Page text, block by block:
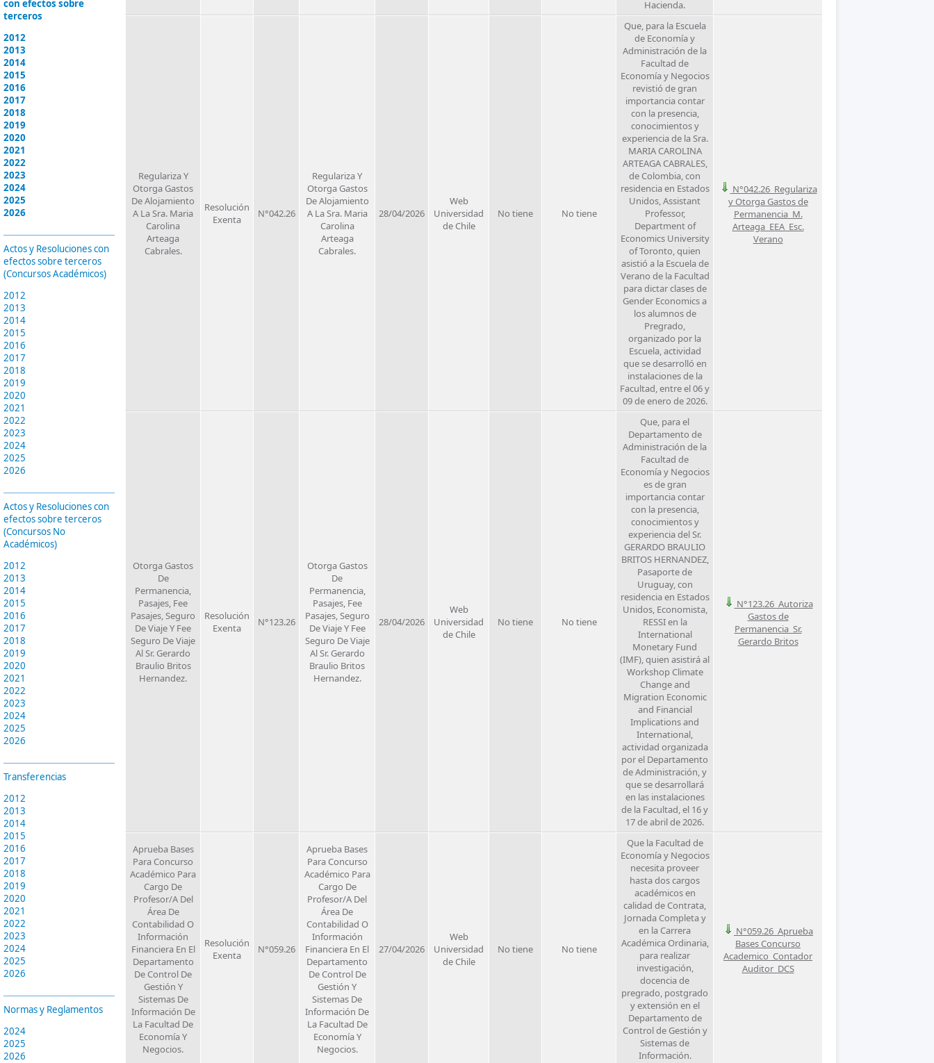
con efectos sobre
terceros
2012
2013
2014
2015
2016
2017
2018
2019
2020
2021
2022
2023
2024
2025
2026
Actos y Resoluciones con
efectos sobre terceros
(Concursos Académicos)
2012
2013
2014
2015
2016
2017
2018
2019
2020
2021
2022
2023
2024
2025
2026
Actos y Resoluciones con
efectos sobre terceros
(Concursos No
Académicos)
2012
2013
2014
2015
2016
2017
2018
2019
2020
2021
2022
2023
2024
2025
2026
Transferencias
2012
2013
2014
2015
2016
2017
2018
2019
2020
2021
2022
2023
2024
2025
2026
Normas y Reglamentos
2024
2025
2026
Hacienda.
Regulariza Y
Otorga Gastos
De Alojamiento
A La Sra. Maria
Carolina
Arteaga
Cabrales.
Resolución
Exenta
N°042.26
Regulariza Y
Otorga Gastos
De Alojamiento
A La Sra. Maria
Carolina
Arteaga
Cabrales.
28/04/2026
Web
Universidad
de Chile
No tiene No tiene
Que, para la Escuela
de Economía y
Administración de la
Facultad de
Economía y Negocios
revistió de gran
importancia contar
con la presencia,
conocimientos y
experiencia de la Sra.
MARIA CAROLINA
ARTEAGA CABRALES,
de Colombia, con
residencia en Estados
Unidos, Assistant
Professor,
Department of
Economics University
of Toronto, quien
asistió a la Escuela de
Verano de la Facultad
para dictar clases de
Gender Economics a
los alumnos de
Pregrado,
organizado por la
Escuela, actividad
que se desarrolló en
instalaciones de la
Facultad, entre el 06 y
09 de enero de 2026.
N°042.26_Regulariza
y Otorga Gastos de
Permanencia_M.
Arteaga_EEA_Esc.
Verano
Otorga Gastos
De
Permanencia,
Pasajes, Fee
Pasajes, Seguro
De Viaje Y Fee
Seguro De Viaje
Al Sr. Gerardo
Braulio Britos
Hernandez.
Resolución
Exenta
N°123.26
Otorga Gastos
De
Permanencia,
Pasajes, Fee
Pasajes, Seguro
De Viaje Y Fee
Seguro De Viaje
Al Sr. Gerardo
Braulio Britos
Hernandez.
28/04/2026
Web
Universidad
de Chile
No tiene No tiene
Que, para el
Departamento de
Administración de la
Facultad de
Economía y Negocios
es de gran
importancia contar
con la presencia,
conocimientos y
experiencia del Sr.
GERARDO BRAULIO
BRITOS HERNANDEZ,
Pasaporte de
Uruguay, con
residencia en Estados
Unidos, Economista,
RESSI en la
International
Monetary Fund
(IMF), quien asistirá al
Workshop Climate
Change and
Migration Economic
and Financial
Implications and
International,
actividad organizada
por el Departamento
de Administración, y
que se desarrollará
en las instalaciones
de la Facultad, el 16 y
17 de abril de 2026.
N°123.26_Autoriza
Gastos de
Permanencia_Sr.
Gerardo Britos
Aprueba Bases
Para Concurso
Académico Para
Cargo De
Profesor/A Del
Área De
Contabilidad O
Información
Financiera En El
Departamento
De Control De
Gestión Y
Sistemas De
Información De
La Facultad De
Economía Y
Negocios.
Resolución
Exenta
N°059.26
Aprueba Bases
Para Concurso
Académico Para
Cargo De
Profesor/A Del
Área De
Contabilidad O
Información
Financiera En El
Departamento
De Control De
Gestión Y
Sistemas De
Información De
La Facultad De
Economía Y
Negocios.
27/04/2026
Web
Universidad
de Chile
No tiene No tiene
Que la Facultad de
Economía y Negocios
necesita proveer
hasta dos cargos
académicos en
calidad de Contrata,
Jornada Completa y
en la Carrera
Académica Ordinaria,
para realizar
investigación,
docencia de
pregrado, postgrado
y extensión en el
Departamento de
Control de Gestión y
Sistemas de
Información.
N°059.26_Aprueba
Bases Concurso
Academico_Contador
Auditor_DCS